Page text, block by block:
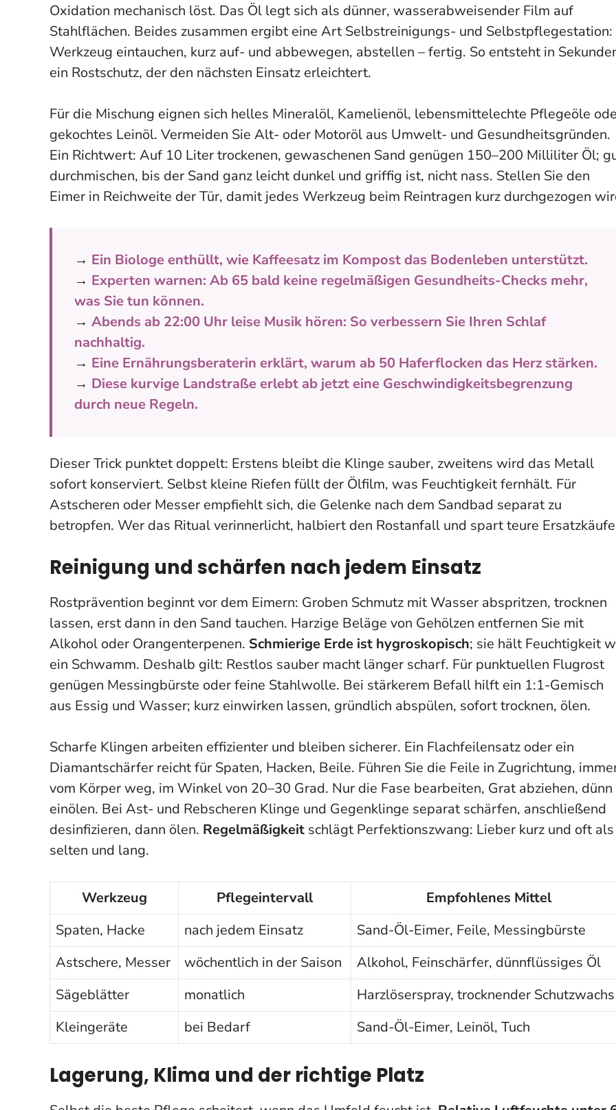
Oxidation mechanisch löst. Das Öl legt sich als dünner, wasserabweisender Film auf
Stahlflächen. Beides zusammen ergibt eine Art Selbstreinigungs- und Selbstpflegestation:
Werkzeug eintauchen, kurz auf- und abbewegen, abstellen – fertig. So entsteht in
ein Rostschutz, der den nächsten Einsatz erleichtert.
Für die Mischung eignen sich helles Mineralöl, Kamelienöl, lebensmittelechte Pflegeöle
gekochtes Leinöl. Vermeiden Sie Alt- oder Motoröl aus Umwelt- und Gesundheitsgründen.
Ein Richtwert: Auf 10 Liter trockenen, gewaschenen Sand genügen 150–200 Milliliter Öl;
durchmischen, bis der Sand ganz leicht dunkel und griffig ist, nicht nass. Stellen Sie den
Eimer in Reichweite der Tür, damit jedes Werkzeug beim Reintragen kurz durchgezogen
→ Ein Biologe enthüllt, wie Kaffeesatz im Kompost das Bodenleben unterstützt.
→ Experten warnen: Ab 65 bald keine regelmäßigen Gesundheits-Checks mehr,
was Sie tun können.
→ Abends ab 22:00 Uhr leise Musik hören: So verbessern Sie Ihren Schlaf
nachhaltig.
→ Eine Ernährungsberaterin erklärt, warum ab 50 Haferflocken das Herz stärken.
→ Diese kurvige Landstraße erlebt ab jetzt eine Geschwindigkeitsbegrenzung
durch neue Regeln.
Dieser Trick punktet doppelt: Erstens bleibt die Klinge sauber, zweitens wird das Metall
sofort konserviert. Selbst kleine Riefen füllt der Ölfilm, was Feuchtigkeit fernhält. Für
Astscheren oder Messer empfiehlt sich, die Gelenke nach dem Sandbad separat zu
betropfen. Wer das Ritual verinnerlicht, halbiert den Rostanfall und spart teure Ersatzkäufe
Reinigung und schärfen nach jedem Einsatz
Rostprävention beginnt vor dem Eimern: Groben Schmutz mit Wasser abspritzen, trocknen
lassen, erst dann in den Sand tauchen. Harzige Beläge von Gehölzen entfernen Sie mit
Alkohol oder Orangenterpenen. Schmierige Erde ist hygroskopisch; sie hält Feuchtigkeit
ein Schwamm. Deshalb gilt: Restlos sauber macht länger scharf. Für punktuellen Flugrost
genügen Messingbürste oder feine Stahlwolle. Bei stärkerem Befall hilft ein 1:1-Gemisch
aus Essig und Wasser; kurz einwirken lassen, gründlich abspülen, sofort trocknen, ölen.
Scharfe Klingen arbeiten effizienter und bleiben sicherer. Ein Flachfeilensatz oder ein
Diamantschärfer reicht für Spaten, Hacken, Beile. Führen Sie die Feile in Zugrichtung,
vom Körper weg, im Winkel von 20–30 Grad. Nur die Fase bearbeiten, Grat abziehen, dünn
einölen. Bei Ast- und Rebscheren Klinge und Gegenklinge separat schärfen, anschließend
desinfizieren, dann ölen. Regelmäßigkeit schlägt Perfektionszwang: Lieber kurz und oft als
selten und lang.
Werkzeug Pflegeintervall
Empfohlenes Mittel
Spaten, Hacke
nach jedem Einsatz
Sand-Öl-Eimer, Feile, Messingbürste
Astschere, Messer
wöchentlich in der Saison
Alkohol, Feinschärfer, dünnflüssiges Öl
Sägeblätter
monatlich
Harzlöserspray, trocknender Schutzwachs
Kleingeräte
bei Bedarf Sand-Öl-Eimer, Leinöl, Tuch
Lagerung, Klima und der richtige Platz